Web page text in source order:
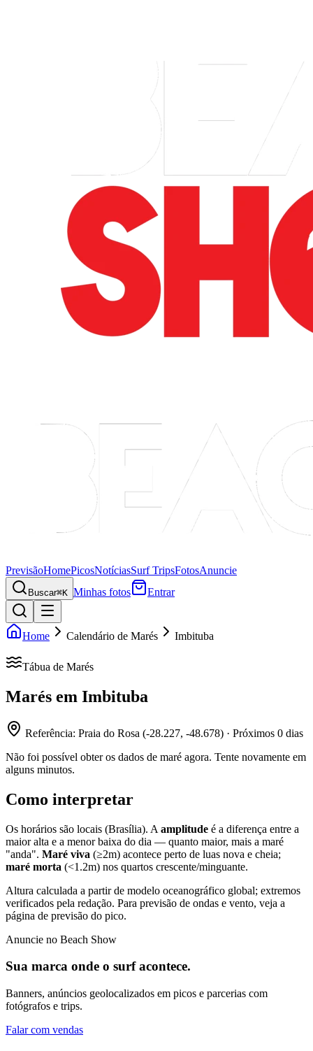
PrevisãoHomePicosNotíciasSurf TripsFotosAnuncie
Buscar⌘K Minhas fotos Entrar
Home Calendário de Marés Imbituba
Tábua de Marés
Marés em Imbituba
Referência: Praia do Rosa (-28.227, -48.678) · Próximos 0 dias
Não foi possível obter os dados de maré agora. Tente novamente em
alguns minutos.
Como interpretar
Os horários são locais (Brasília). A amplitude é a diferença entre a
maior alta e a menor baixa do dia — quanto maior, mais a maré
"anda". Maré viva (≥2m) acontece perto de luas nova e cheia;
maré morta (<1.2m) nos quartos crescente/minguante.
Altura calculada a partir de modelo oceanográfico global; extremos
verificados pela redação. Para previsão de ondas e vento, veja a
página de previsão do pico.
Anuncie no Beach Show
Sua marca onde o surf acontece.
Banners, anúncios geolocalizados em picos e parcerias com
fotógrafos e trips.
Falar com vendas